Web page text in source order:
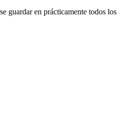
guardar en prácticamente todos los